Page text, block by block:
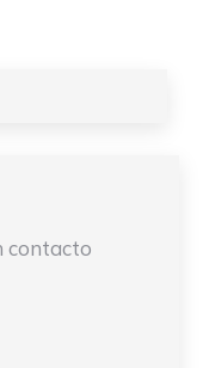
contacto